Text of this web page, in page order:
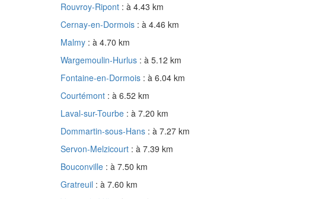
Rouvroy-Ripont : à 4.43 km
Cernay-en-Dormois : à 4.46 km
Malmy : à 4.70 km
Wargemoulin-Hurlus : à 5.12 km
Fontaine-en-Dormois : à 6.04 km
Courtémont : à 6.52 km
Laval-sur-Tourbe : à 7.20 km
Dommartin-sous-Hans : à 7.27 km
Servon-Melzicourt : à 7.39 km
Bouconville : à 7.50 km
Gratreuil : à 7.60 km